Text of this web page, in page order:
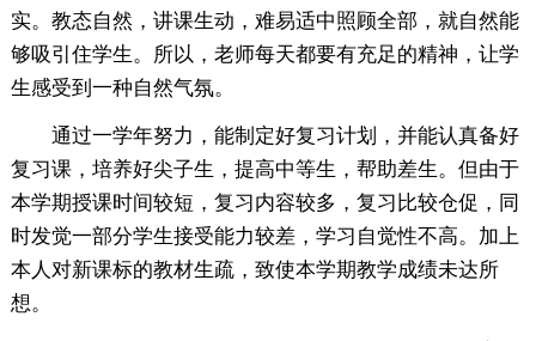
实。教态自然，讲课生动，难易适中照顾全部，就自然能
够吸引住学生。所以，老师每天都要有充足的精神，让学
生感受到一种自然气氛。
通过一学年努力，能制定好复习计划，并能认真备好
复习课，培养好尖子生，提高中等生，帮助差生。但由于
本学期授课时间较短，复习内容较多，复习比较仓促，同
时发觉一部分学生接受能力较差，学习自觉性不高。加上
本人对新课标的教材生疏，致使本学期教学成绩未达所
想。